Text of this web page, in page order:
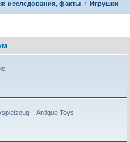
исследования, факты Игрушки
:: Antique Toys